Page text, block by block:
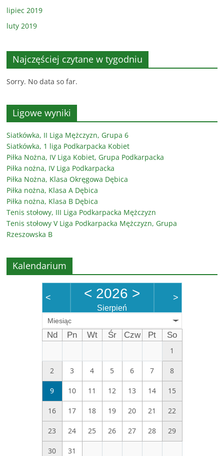
lipiec 2019
luty 2019
Najczęściej czytane w tygodniu
Sorry. No data so far.
Ligowe wyniki
Siatkówka, II Liga Mężczyzn, Grupa 6
Siatkówka, 1 liga Podkarpacka Kobiet
Piłka Nożna, IV Liga Kobiet, Grupa Podkarpacka
Piłka nożna, IV Liga Podkarpacka
Piłka Nożna, Klasa Okręgowa Dębica
Piłka nożna, Klasa A Dębica
Piłka nożna, Klasa B Dębica
Tenis stołowy, III Liga Podkarpacka Mężczyzn
Tenis stołowy V Liga Podkarpacka Mężczyzn, Grupa
Rzeszowska B
Kalendarium
< < 2026 >
Sierpień
>
Miesiąc
Nd Pn Wt Śr Czw Pt
So
1
2 3 4 5 6 7 8
9 10 11 12 13 14 15
16 17 18 19 20 21 22
23 24 25 26 27 28 29
30 31